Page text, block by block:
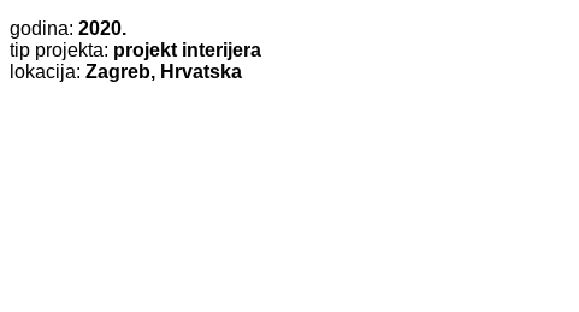
godina: 2020.
tip projekta: projekt interijera
lokacija: Zagreb, Hrvatska